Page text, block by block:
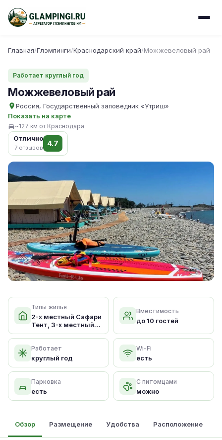
Главная/Глэмпинги/Краснодарский край/Можжевеловый рай
Работает круглый год
Можжевеловый рай
Россия, Государственный заповедник «Утриш»
Показать на карте
~127 км от Краснодара
Отлично
7 отзывов 4.7
Типы жилья
2-х местный Сафари
Тент, 3-х местный
Сафари т
Вместимость
до 10 гостей
Работает
круглый год
Wi-Fi
есть
Парковка
есть
С питомцами
можно
Обзор Размещение Удобства Расположение